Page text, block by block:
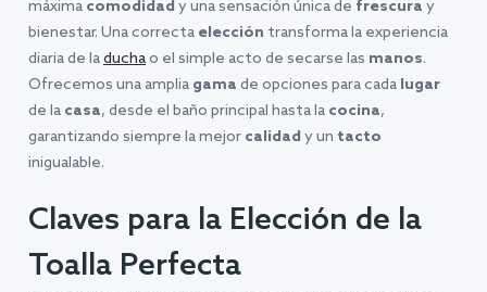
máxima comodidad y una sensación única de frescura y
bienestar. Una correcta elección transforma la experiencia
diaria de laduchao el simple acto de secarse las manos.
Ofrecemos una amplia gama de opciones para cada lugar
de la casa, desde el baño principal hasta la cocina,
garantizando siempre la mejor calidad y un tacto
inigualable.
Claves para la Elección de la
Toalla Perfecta